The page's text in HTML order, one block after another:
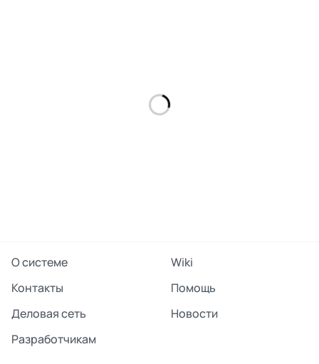
О системе
Wiki
Контакты
Помощь
Деловая сеть
Новости
Разработчикам